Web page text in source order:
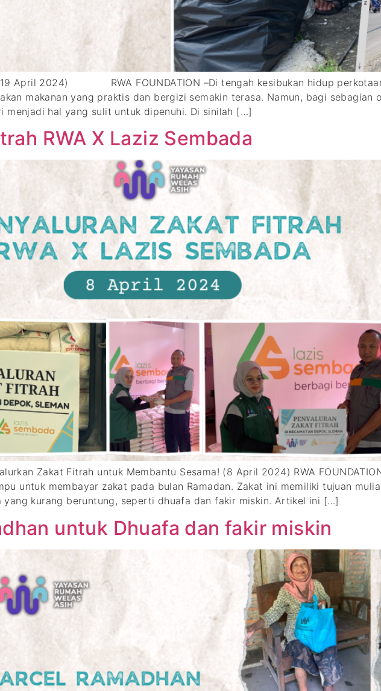
(19 April 2024) RWA FOUNDATION –Di tengah kesibukan hidup
makanan yang praktis dan bergizi semakin terasa. Namun, bagi sebagian
menjadi hal yang sulit untuk dipenuhi. Di sinilah […]
RWA X Laziz Sembada
Zakat Fitrah untuk Membantu Sesama! (8 April 2024) RWA
untuk membayar zakat pada bulan Ramadan. Zakat ini memiliki tujuan
yang kurang beruntung, seperti dhuafa dan fakir miskin. Artikel ini […]
untuk Dhuafa dan fakir miskin